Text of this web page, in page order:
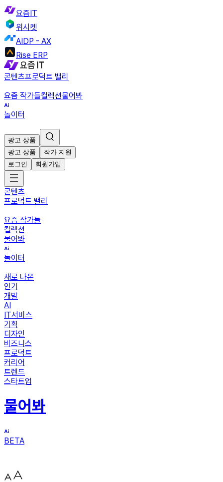
요즘IT
위시켓
AIDP - AX
Rise ERP
콘텐츠프로덕트 밸리
요즘 작가들컬렉션물어봐
놀이터
광고 상품
광고 상품
작가 지원
로그인
회원가입
콘텐츠
프로덕트 밸리
요즘 작가들
컬렉션
물어봐
놀이터
새로 나온
인기
개발
AI
IT서비스
기획
디자인
비즈니스
프로덕트
커리어
트렌드
스타트업
물어봐
BETA